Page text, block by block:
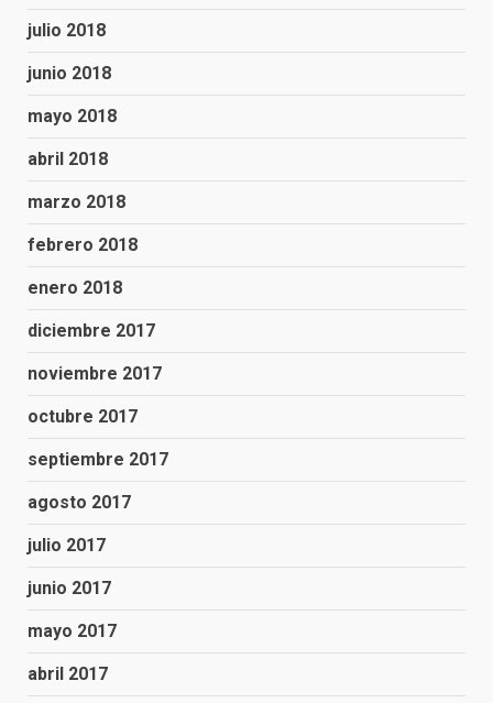
julio 2018
junio 2018
mayo 2018
abril 2018
marzo 2018
febrero 2018
enero 2018
diciembre 2017
noviembre 2017
octubre 2017
septiembre 2017
agosto 2017
julio 2017
junio 2017
mayo 2017
abril 2017